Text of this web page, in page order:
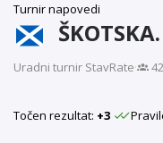
Turnir napovedi
Uradni turnir StavRate·
Točen rezultat: +3